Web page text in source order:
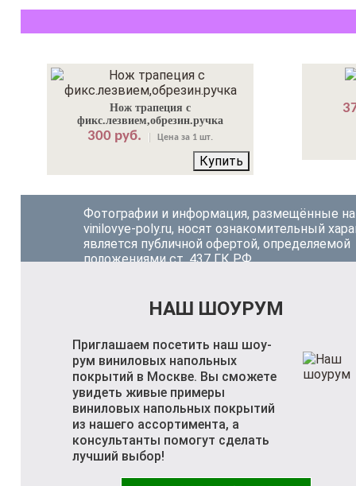
Нож трапеция с
фикс.лезвием,обрезин.ручка
300 руб. Цена за 1 шт.
Купить
Фотографии и информация, размещённые на
vinilovye-poly.ru, носят ознакомительный
является публичной офертой, определяемой
положениями ст. 437 ГК РФ.
НАШ ШОУРУМ
Приглашаем посетить наш шоу-
рум виниловых напольных
покрытий в Москве. Вы сможете
увидеть живые примеры
виниловых напольных покрытий
из нашего ассортимента, а
консультанты помогут сделать
лучший выбор!